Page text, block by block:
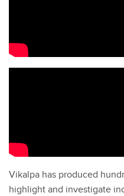
Vikalpa has produced
highlight and investigate